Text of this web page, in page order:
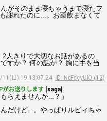
がそのまま寝ちゃうまで寝たフ
謝れたのに...。お薬飲まなくて
人きりで大切なお話があるの
すか？ 何の話か？ 胸に手を当
日) 19:13:07.24
ID: NcFdcyUlO (12)
がお送りします [saga]
らえませんか...？」
だけど...。やっぱりルビィちゃ